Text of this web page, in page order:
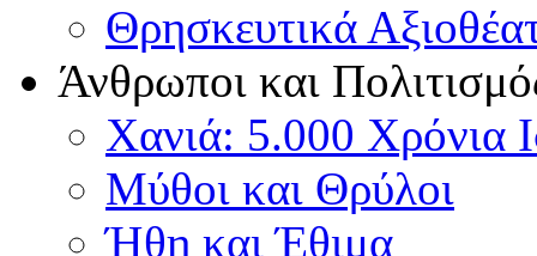
Θρησκευτικά
Άνθρωποι και
Χανιά: 5.000 Χρόνια
Μύθοι και Θρύλοι
Ήθη και Έθιμα